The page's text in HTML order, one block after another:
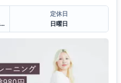
平日 10:00〜21:00/土祝10:00〜19:30
定休日
日曜日